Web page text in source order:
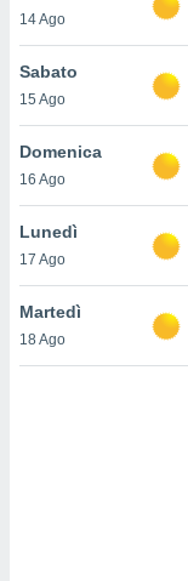
nella
cookie
il tuo
in
a piè
del
14 Ago
Sabato
15 Ago
Domenica
16 Ago
Lunedì
17 Ago
Martedì
18 Ago